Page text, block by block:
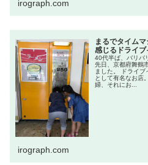
irograph.com
まるでタイム
感じるドライブ
40代半ば、バリバ
先日、京都府舞鶴
ました。 ドライ
として有名なお店
婦、それにお...
irograph.com